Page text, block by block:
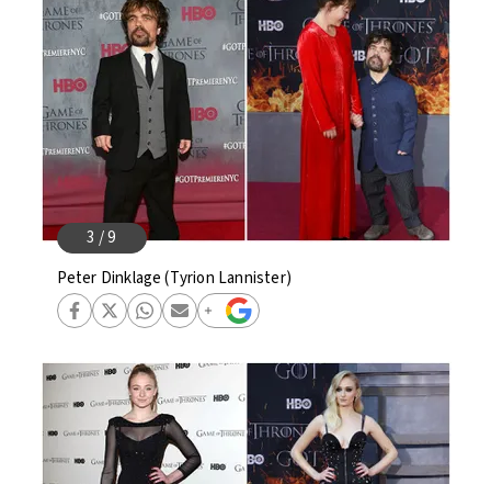
Peter Dinklage (Tyrion Lannister)